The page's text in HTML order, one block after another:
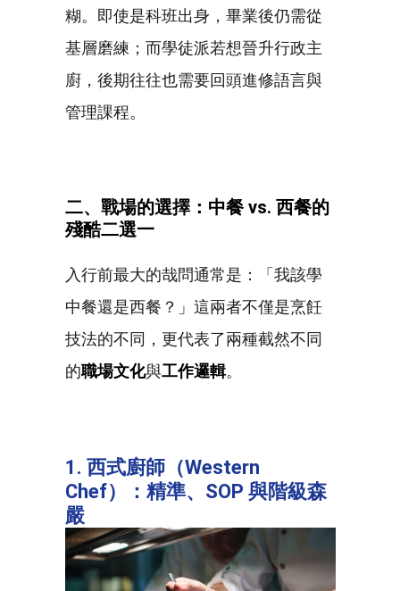
糊。即使是科班出身，畢業後仍需從
基層磨練；而學徒派若想晉升行政主
廚，後期往往也需要回頭進修語言與
管理課程。
二、戰場的選擇：中餐 vs. 西餐的
殘酷二選一
入行前最大的哉問通常是：「我該學
中餐還是西餐？」這兩者不僅是烹飪
技法的不同，更代表了兩種截然不同
的職場文化與工作邏輯。
1. 西式廚師（Western
Chef）：精準、SOP 與階級森
嚴